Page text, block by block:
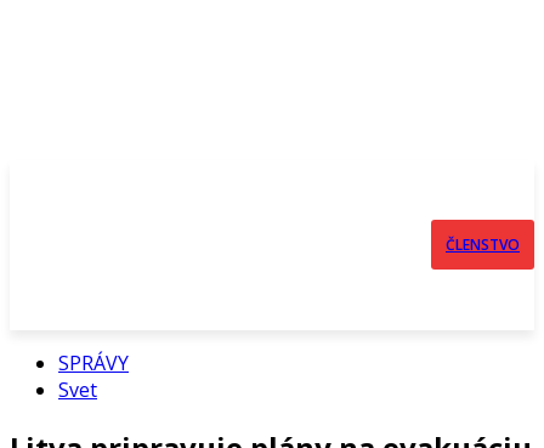
ČLENSTVO
SPRÁVY
Svet